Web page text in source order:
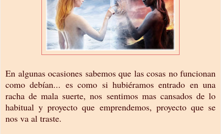
En algunas ocasiones sabemos que las cosas no funcionan
como debían... es como si hubiéramos entrado en una
racha de mala suerte, nos sentimos mas cansados de lo
habitual y proyecto que emprendemos, proyecto que se
nos va al traste.